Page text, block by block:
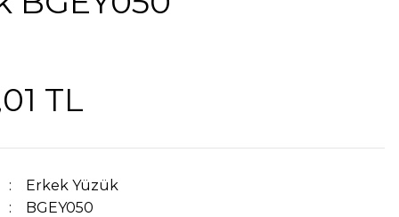
TL
Erkek Yüzük
BGEY050